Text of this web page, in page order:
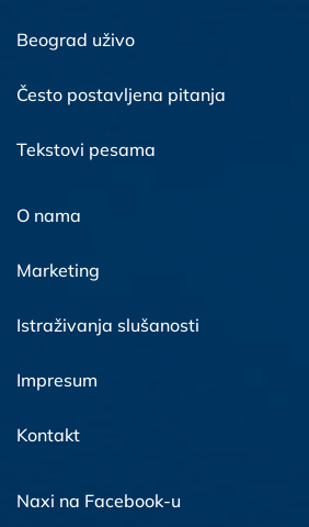
Beograd uživo
Često postavljena pitanja
Tekstovi pesama
O nama
Marketing
Istraživanja slušanosti
Impresum
Kontakt
Naxi na Facebook-u